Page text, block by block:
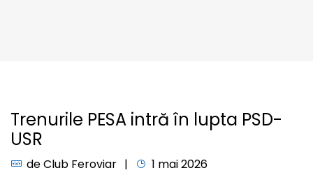
Trenurile PESA intră în lupta PSD-
USR
deClub Feroviar 1 mai 2026